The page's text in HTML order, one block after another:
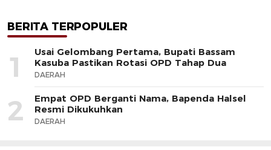
BERITA TERPOPULER
1
Usai Gelombang Pertama, Bupati Bassam
Kasuba Pastikan Rotasi OPD Tahap Dua
DAERAH
2
Empat OPD Berganti Nama, Bapenda Halsel
Resmi Dikukuhkan
DAERAH